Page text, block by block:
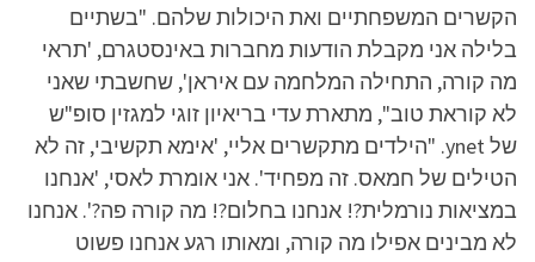
הקשרים המשפחתיים ואת היכולות שלהם. "בשתיים
בלילה אני מקבלת הודעות מחברות באינסטגרם, 'תראי
מה קורה, התחילה המלחמה עם איראן', שחשבתי שאני
לא קוראת טוב", מתארת עדי בריאיון זוגי למגזין סופ"ש
של ynet. "הילדים מתקשרים אליי, 'אימא תקשיבי, זה לא
הטילים של חמאס. זה מפחיד'. אני אומרת לאסי, 'אנחנו
במציאות נורמלית?! אנחנו בחלום?! מה קורה פה?'. אנחנו
לא מבינים אפילו מה קורה, ומאותו רגע אנחנו פשוט